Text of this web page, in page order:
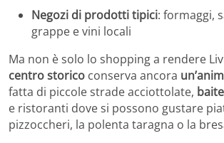
Negozi di prodotti tipici: formaggi,
grappe e vini locali
Ma non è solo lo shopping a rendere
centro storico conserva ancora
fatta di piccole strade acciottolate,
e ristoranti dove si possono gustare
pizzoccheri, la polenta taragna o la